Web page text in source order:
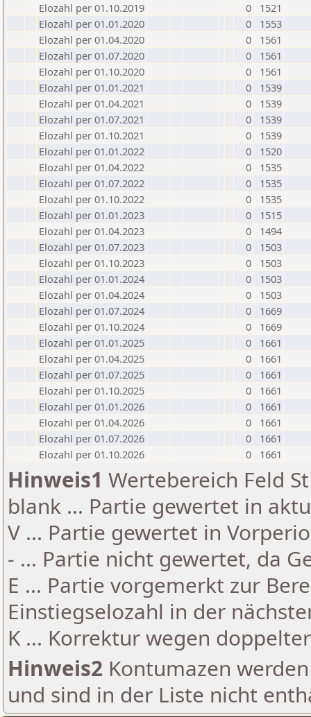
Elozahl per 01.10.2019
0
1521
Elozahl per 01.01.2020
0
1553
Elozahl per 01.04.2020
0
1561
Elozahl per 01.07.2020
0
1561
Elozahl per 01.10.2020
0
1561
Elozahl per 01.01.2021
0
1539
Elozahl per 01.04.2021
0
1539
Elozahl per 01.07.2021
0
1539
Elozahl per 01.10.2021
0
1539
Elozahl per 01.01.2022
0
1520
Elozahl per 01.04.2022
0
1535
Elozahl per 01.07.2022
0
1535
Elozahl per 01.10.2022
0
1535
Elozahl per 01.01.2023
0
1515
Elozahl per 01.04.2023
0
1494
Elozahl per 01.07.2023
0
1503
Elozahl per 01.10.2023
0
1503
Elozahl per 01.01.2024
0
1503
Elozahl per 01.04.2024
0
1503
Elozahl per 01.07.2024
0
1669
Elozahl per 01.10.2024
0
1669
Elozahl per 01.01.2025
0
1661
Elozahl per 01.04.2025
0
1661
Elozahl per 01.07.2025
0
1661
Elozahl per 01.10.2025
0
1661
Elozahl per 01.01.2026
0
1661
Elozahl per 01.04.2026
0
1661
Elozahl per 01.07.2026
0
1661
Elozahl per 01.10.2026
0 1661
Hinweis1 Wertebereich Feld
blank ... Partie gewertet in
V ... Partie gewertet in
- ... Partie nicht gewertet, da
E ... Partie vorgemerkt zur
Einstiegselozahl in der
K ... Korrektur wegen
Hinweis2 Kontumazen
und sind in der Liste nicht